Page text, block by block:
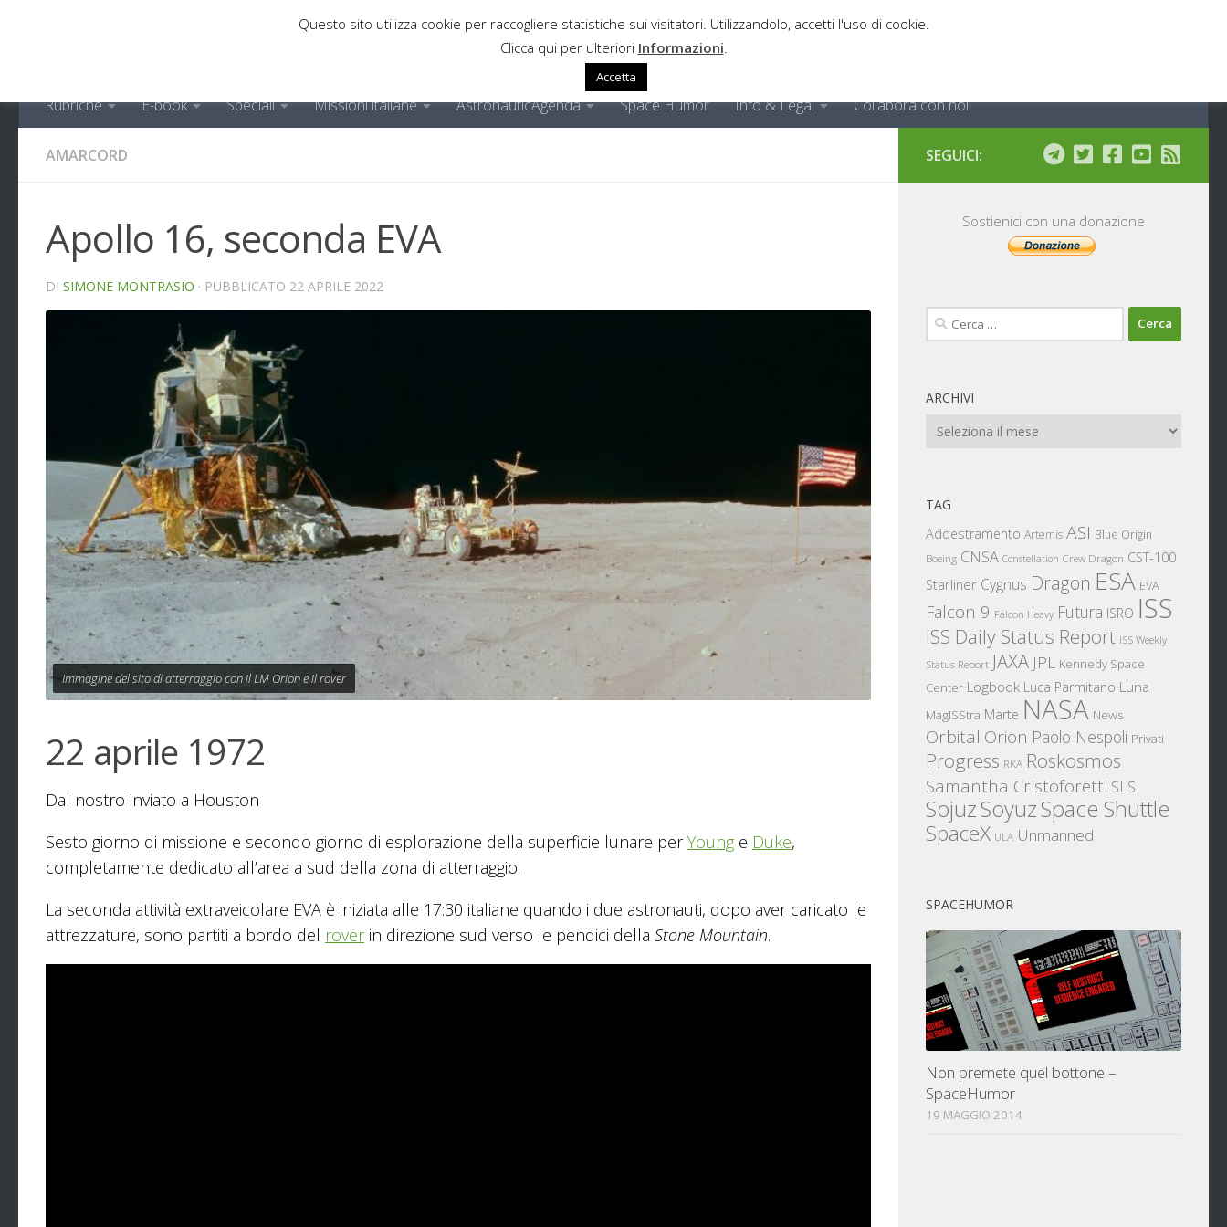
Rubriche E-book Speciali Missioni italiane AstronauticAgenda Space Humor Info & Legal Collabora con noi
AMARCORD
Apollo 16, seconda EVA
DI SIMONE MONTRASIO · PUBBLICATO 22 APRILE 2022
Immagine del sito di atterraggio con il LM Orion e il rover
22 aprile 1972
Dal nostro inviato a Houston
Sesto giorno di missione e secondo giorno di esplorazione della superficie lunare perYoung e Duke,
completamente dedicato all’area a sud della zona di atterraggio.
La seconda attività extraveicolare EVA è iniziata alle 17:30 italiane quando i due astronauti, dopo aver caricato le
attrezzature, sono partiti a bordo del roverin direzione sud verso le pendici della Stone Mountain.
SEGUICI:
Sostienici con una donazione
Ricerca
per:
ARCHIVI
Archivi
TAG
Addestramento Artemis ASI Blue Origin
Boeing CNSA Constellation Crew Dragon CST-100
Starliner Cygnus Dragon ESA EVA
Falcon 9 Falcon Heavy Futura ISRO ISS
ISS Daily Status Report ISS Weekly
Status Report JAXA JPL Kennedy Space
Center Logbook Luca Parmitano Luna
MagISStra Marte NASA News
Orbital Orion Paolo Nespoli Privati
Progress RKA Roskosmos
Samantha Cristoforetti SLS
SojuzSoyuzSpace Shuttle
SpaceX ULA Unmanned
SPACEHUMOR
Non premete quel bottone –
SpaceHumor
19 MAGGIO 2014
Questo sito utilizza cookie per raccogliere statistiche sui visitatori. Utilizzandolo, accetti l'uso di cookie.
Clicca qui per ulteriori Informazioni
Accetta